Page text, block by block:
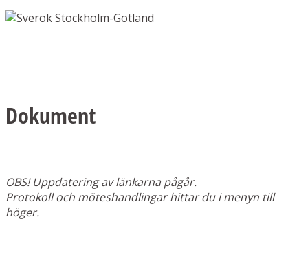
Dokument
OBS! Uppdatering av länkarna pågår.
Protokoll och möteshandlingar hittar du i menyn till
höger.